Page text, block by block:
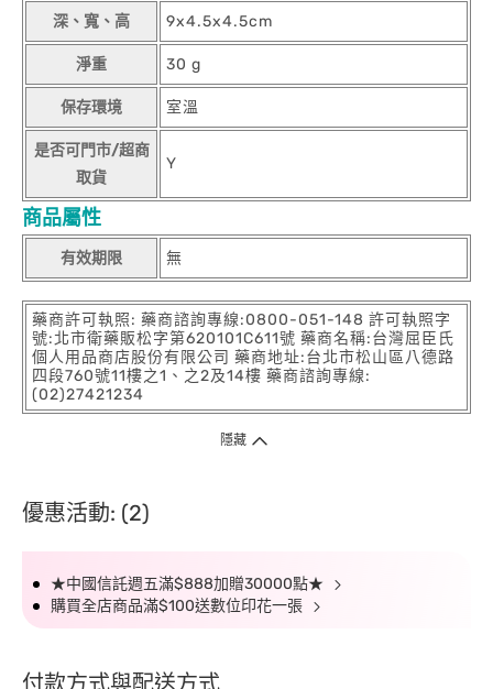
深、寬、高 9x4.5x4.5cm
淨重 30 g
保存環境 室溫
是否可門市/超商
取貨
Y
商品屬性
有效期限 無
藥商許可執照: 藥商諮詢專線:0800-051-148 許可執照字
號:北市衛藥販松字第620101C611號 藥商名稱:台灣屈臣氏
個人用品商店股份有限公司 藥商地址:台北市松山區八德路
四段760號11樓之1、之2及14樓 藥商諮詢專線:
(02)27421234
隱藏
優惠活動: (2)
★中國信託週五滿$888加贈30000點★
購買全店商品滿$100送數位印花一張
付款方式與配送方式